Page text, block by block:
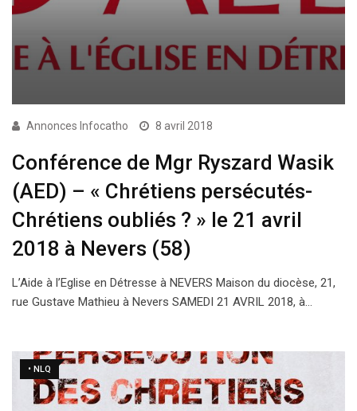
Annonces Infocatho 8 avril 2018
Conférence de Mgr Ryszard Wasik
(AED) – « Chrétiens persécutés-
Chrétiens oubliés ? » le 21 avril
2018 à Nevers (58)
L’Aide à l’Eglise en Détresse à NEVERS Maison du diocèse, 21,
rue Gustave Mathieu à Nevers SAMEDI 21 AVRIL 2018, à…
• NLQ